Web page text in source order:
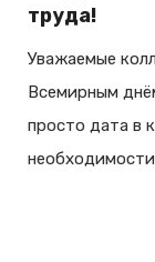
труда!
Уважаемые
Всемирным
просто дата в
необходимости